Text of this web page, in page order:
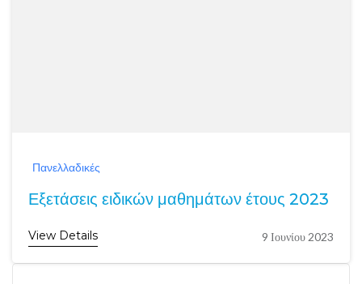
Πανελλαδικές
Εξετάσεις ειδικών μαθημάτων έτους 2023
View Details 9 Ιουνίου 2023